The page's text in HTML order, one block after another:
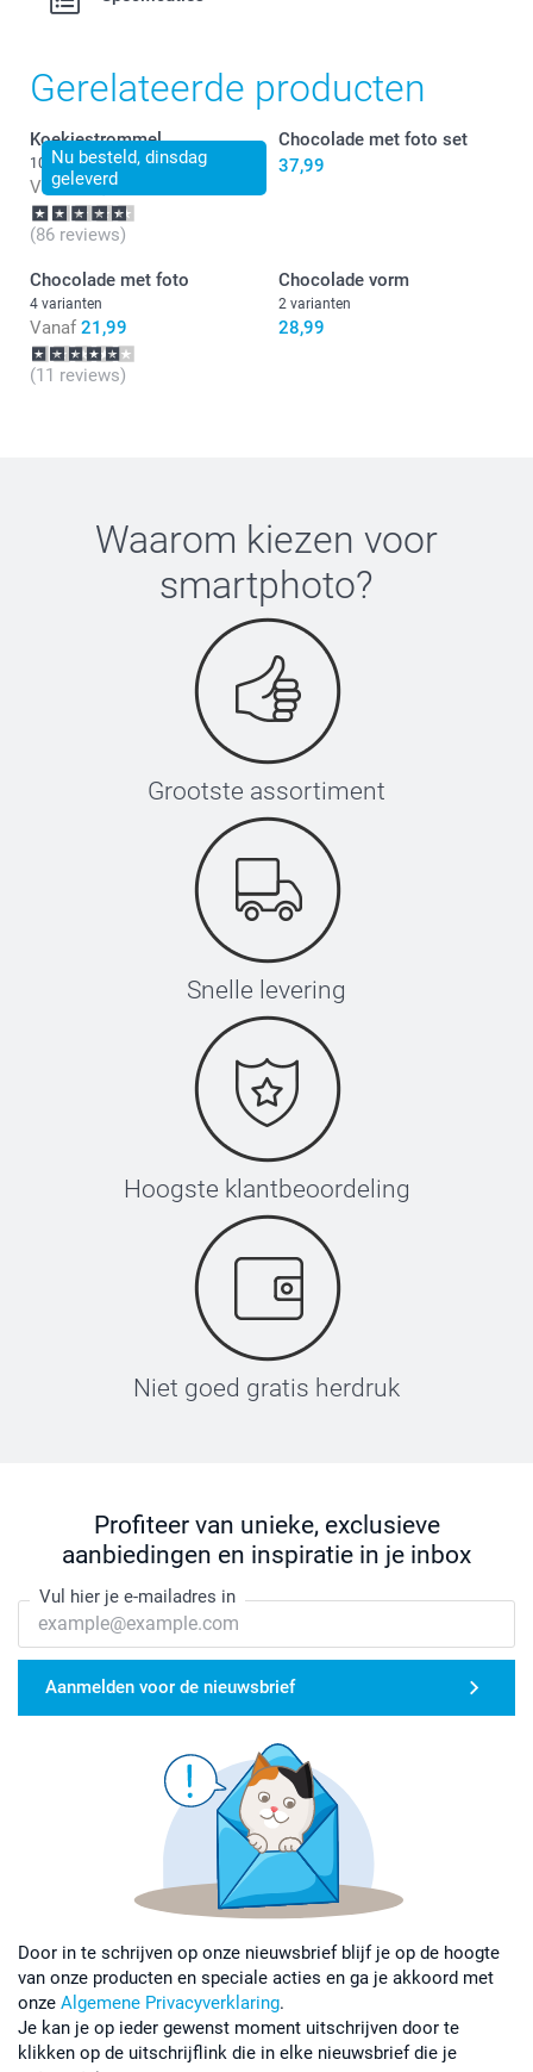
Gerelateerde producten
Nu besteld, dinsdag
geleverd
Koekjestrommel
10 varianten
Vanaf 21,99
(86 reviews)
Chocolade met foto set
37,99
Chocolade met foto
4 varianten
Vanaf 21,99
(11 reviews)
Chocolade vorm
2 varianten
28,99
Waarom kiezen voor
smartphoto?
Grootste assortiment
Snelle levering
Hoogste klantbeoordeling
Niet goed gratis herdruk
Profiteer van unieke, exclusieve
aanbiedingen en inspiratie in je inbox
Vul hier je e-mailadres in
Aanmelden voor de nieuwsbrief
Door in te schrijven op onze nieuwsbrief blijf je op de hoogte
van onze producten en speciale acties en ga je akkoord met
onze Algemene Privacyverklaring.
Je kan je op ieder gewenst moment uitschrijven door te
klikken op de uitschrijflink die in elke nieuwsbrief die je